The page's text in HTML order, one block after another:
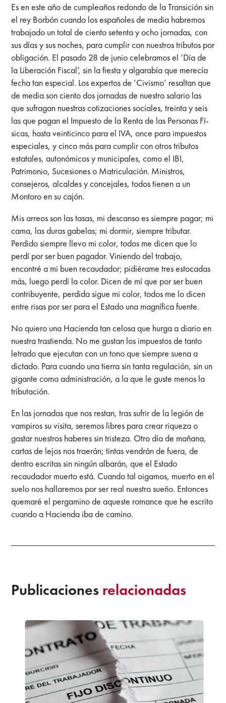
Es en este año de cumpleaños redondo de la Transición sin
el rey Borbón cuando los españoles de media habremos
trabajado un total de ciento setenta y ocho jornadas, con
sus días y sus noches, para cumplir con nuestros tributos por
obligación. El pasado 28 de junio celebramos el ‘Día de
la Liberación Fiscal’, sin la fiesta y algarabía que merecía
fecha tan especial. Los expertos de ‘Civismo’ resaltan que
de media son ciento dos jornadas de nuestro salario las
que sufragan nuestras cotizaciones sociales, treinta y seis
las que pagan el Impuesto de la Renta de las Personas Fí-
sicas, hasta veinticinco para el IVA, once para impuestos
especiales, y cinco más para cumplir con otros tributos
estatales, autonómicos y municipales, como el IBI,
Patrimonio, Sucesiones o Matriculación. Ministros,
consejeros, alcaldes y concejales, todos tienen a un
Montoro en su cajón.
Mis arreos son las tasas, mi descanso es siempre pagar; mi
cama, las duras gabelas; mi dormir, siempre tributar.
Perdido siempre llevo mi color, todos me dicen que lo
perdí por ser buen pagador. Viniendo del trabajo,
encontré a mi buen recaudador; pidiérame tres estocadas
más, luego perdí la color. Dicen de mí que por ser buen
contribuyente, perdida sigue mi color, todos me lo dicen
entre risas por ser para el Estado una magnífica fuente.
No quiero una Hacienda tan celosa que hurga a diario en
nuestra trastienda. No me gustan los impuestos de tanto
letrado que ejecutan con un tono que siempre suena a
dictado. Para cuando una tierra sin tanta regulación, sin un
gigante como administración, a la que le guste menos la
tributación.
En las jornadas que nos restan, tras sufrir de la legión de
vampiros su visita, seremos libres para crear riqueza o
gastar nuestros haberes sin tristeza. Otro día de mañana,
cartas de lejos nos traerán; tintas vendrán de fuera, de
dentro escritas sin ningún albarán, que el Estado
recaudador muerto está. Cuando tal oigamos, muerto en el
suelo nos hallaremos por ser real nuestro sueño. Entonces
quemaré el pergamino de aqueste romance que he escrito
cuando a Hacienda iba de camino.
Publicaciones relacionadas